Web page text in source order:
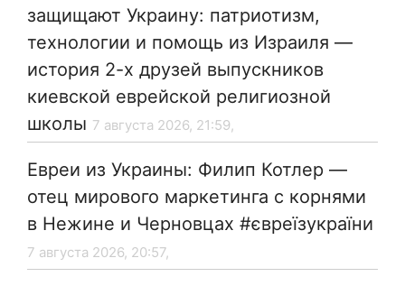
защищают Украину: патриотизм,
технологии и помощь из Израиля —
история 2-х друзей выпускников
киевской еврейской религиозной
школы 7 августа 2026, 21:59,
Евреи из Украины: Филип Котлер —
отец мирового маркетинга с корнями
в Нежине и Черновцах #євреїзукраїни
7 августа 2026, 20:57,